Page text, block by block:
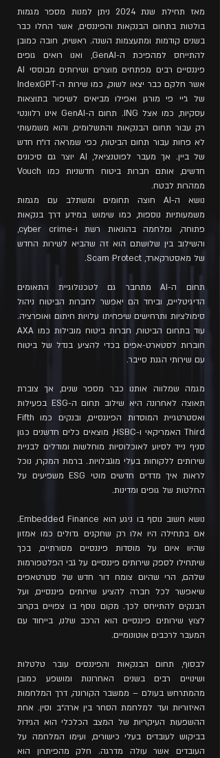
מאז תחילת שנת 2024 ניתן למנות מספר מגמות
בולטות בתחום הבנקאות והפיננסים, אשר החלו כבר
בשנים קודמות ומתעצמות השנה. ראשית, חובה כמובן
להתייחס למהפיכת ה-GenAI, ואנו רואים גופים
פיננסיים רבים מפתחים מוצרים ושירותים מבוססי AI
אשר חלקם כבר יצאו לשוק, כמו שירות ה-IndexGPT
של ג׳יי פי מורגן ואפילו מביאים לשיפור בתוצאות
עסקיות, כמו אצל ING. תחום ה-GenAI אינו רלוונטי
רק עבור תחום הבנקאות והתשלומים, והוא משמעותי
לא פחות עבור תחום הביטוח, כפי שמראה דו״ח חדש
של ביין. אך מעבר לפוטנציאל, AI יוצר גם סיכונים
חדשים, אותם חברות ביטוח חדשניות כמו Vouch
ממהרות לבטח.
נושא ה-AI חוצה תחומים ומשתלב עם מגמות
משמעותיות נוספות, כמו שימוש במידע דרך בנקאות
פתוחה, ומלחמה בהונאות רשת ו-cyber crime,
והשילוב בין שלושתם הוא זה שהביא לשירות החדש
של מאסטרקארד, Scam Protect.
תחום ה-AI מתחבר גם לטכנולוגיית התאומים
הדיגיטליים, וביחד הם יאפשר לחברות הביטוח ניהול
סימולציות ותרחישים שיפחיתו עלויות חיתום ואופרציה.
עוד בתחום הביטוח, חברות ביטוח מובילות כמו AXA
חוברות לסטארט-אפים בכדי להציע בנדל של ביטוח
עם שירותי הגנת סייבר.
מגמה שמלווה אותנו כבר מספר שנים, אך צוברת
תאוצה לאחרונה היא שילוב תחום ה-ESG בפעילות
ואסטרטגיית המוסדות הפיננסיים, ובנקים כמו Fifth
Third האמריקאי ו-HSBC, מוצאים כלים חדשנים כגון
סניף נייד לסיוע לאוכלוסיות מוחלשות ומודלים לבניית
שירותים ללקוחות בעלי מוגבלויות. ברמת המקרו, נוכל
לראות איך מדדים חדשים מוטי ESG משפיעים על
החלטות של גופים ומדינות.
נושא חשוב נוסף בו ניגע הוא Embedded Finance.
אם בתחילה היו אלו רק שחקנים גדולים כמו אמזון
שהיוו איום על מוסדות פיננסיים מסורתיים, בכך
שיתחילו לספק שירותים פיננסיים על גבי הפלטפורמות
שלהם, הרי שהיום צומח דור חדש של סטרטאפים
שיאפשר לכל חברה להציע שירותים פיננסיים, ועל
הבנקים להתייחס לכך. מקום נוסף בו צפויים בקרוב
לצוץ שירותים פיננסיים הוא הרכב שלנו, בייחוד עם
המעבר לרכבים אוטונומיים.
לבסוף, תחום הבנקאות והפיננסים עובר טלטלות
ושינויים רבים בשנים האחרונות ומושפע כמובן
מהמתרחש בעולם – ממשבר הקורונה, דרך המלחמות
האיזוריות ועד למלחמת הסחר בין ארה״ב וסין. אחת
ההשפעות העיקריות של המצב הכלכלי הוא הגידול
בביקוש לעובדים בעלי כישורים, ועימו המלחמה על
העובדים אשר עולה מדרגה. חלק מהפיתרון הוא